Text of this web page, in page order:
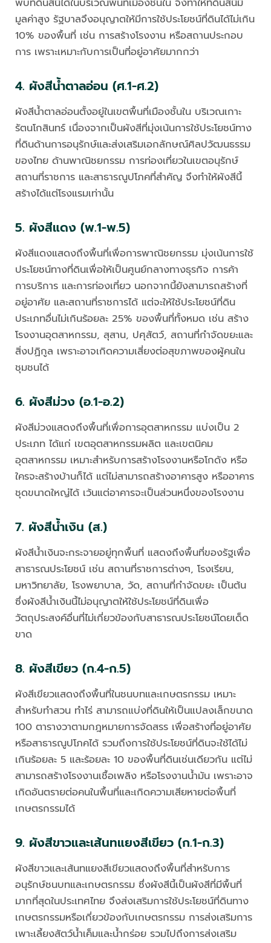
มูลค่าสูง รัฐบาลจึงอนุญาตให้มีการใช้ประโยชน์ที่ดินได้ไม่เกิน
10% ของพื้นที่ เช่น การสร้างโรงงาน หรือสถานประกอบ
การ เพราะเหมาะกับการเป็นที่อยู่อาศัยมากกว่า
4. ผังสีน้ำตาลอ่อน (ศ.1-ศ.2)
ผังสีน้ำตาลอ่อนตั้งอยู่ในเขตพื้นที่เมืองชั้นใน บริเวณเกาะ
รัตนโกสินทร์ เนื่องจากเป็นผังสีที่มุ่งเน้นการใช้ประโยชน์ทาง
ที่ดินด้านการอนุรักษ์และส่งเสริมเอกลักษณ์ศิลปวัฒนธรรม
ของไทย ด้านพาณิชยกรรม การท่องเที่ยวในเขตอนุรักษ์
สถานที่ราชการ และสาธารณูปโภคที่สำคัญ จึงทำให้ผังสีนี้
สร้างได้แต่โรงแรมเท่านั้น
5. ผังสีแดง (พ.1-พ.5)
ผังสีแดงแสดงถึงพื้นที่เพื่อการพาณิชยกรรม มุ่งเน้นการใช้
ประโยชน์ทางที่ดินเพื่อให้เป็นศูนย์กลางทางธุรกิจ การค้า
การบริการ และการท่องเที่ยว นอกจากนี้ยังสามารถสร้างที่
อยู่อาศัย และสถานที่ราชการได้ แต่จะให้ใช้ประโยชน์ที่ดิน
ประเภทอื่นไม่เกินร้อยละ 25% ของพื้นที่ทั้งหมด เช่น สร้าง
โรงงานอุตสาหกรรม, สุสาน, ปศุสัตว์, สถานที่กำจัดขยะและ
สิ่งปฏิกูล เพราะอาจเกิดความเสี่ยงต่อสุขภาพของผู้คนใน
ชุมชนได้
6. ผังสีม่วง (อ.1-อ.2)
ผังสีม่วงแสดงถึงพื้นที่เพื่อการอุตสาหกรรม แบ่งเป็น 2
ประเภท ได้แก่ เขตอุตสาหกรรมผลิต และเขตนิคม
อุตสาหกรรม เหมาะสำหรับการสร้างโรงงานหรือโกดัง หรือ
ใครจะสร้างบ้านก็ได้ แต่ไม่สามารถสร้างอาคารสูง หรืออาคาร
ชุดขนาดใหญ่ได้ เว้นแต่อาคารจะเป็นส่วนหนึ่งของโรงงาน
7. ผังสีน้ำเงิน (ส.)
ผังสีน้ำเงินจะกระจายอยู่ทุกพื้นที่ แสดงถึงพื้นที่ของรัฐเพื่อ
สาธารณประโยชน์ เช่น สถานที่ราชการต่างๆ, โรงเรียน,
มหาวิทยาลัย, โรงพยาบาล, วัด, สถานที่กำจัดขยะ เป็นต้น
ซึ่งผังสีน้ำเงินนี้ไม่อนุญาตให้ใช้ประโยชน์ที่ดินเพื่อ
วัตถุประสงค์อื่นที่ไม่เกี่ยวข้องกับสาธารณประโยชน์โดยเด็ด
ขาด
8. ผังสีเขียว (ก.4-ก.5)
ผังสีเขียวแสดงถึงพื้นที่ในชนบทและเกษตรกรรม เหมาะ
สำหรับทำสวน ทำไร่ สามารถแบ่งที่ดินให้เป็นแปลงเล็กขนาด
100 ตารางวาตามกฎหมายการจัดสรร เพื่อสร้างที่อยู่อาศัย
หรือสาธารณูปโภคได้ รวมถึงการใช้ประโยชน์ที่ดินจะใช้ได้ไม่
เกินร้อยละ 5 และร้อยละ 10 ของพื้นที่ดินเช่นเดียวกัน แต่ไม่
สามารถสร้างโรงงานเชื้อเพลิง หรือโรงงานน้ำมัน เพราะอาจ
เกิดอันตรายต่อคนในพื้นที่และเกิดความเสียหายต่อพื้นที่
เกษตรกรรมได้
9. ผังสีขาวและเส้นทแยงสีเขียว (ก.1-ก.3)
ผังสีขาวและเส้นทแยงสีเขียวแสดงถึงพื้นที่สำหรับการ
อนุรักษ์ชนบทและเกษตรกรรม ซึ่งผังสีนี้เป็นผังสีที่มีพื้นที่
มากที่สุดในประเทศไทย จึงส่งเสริมการใช้ประโยชน์ที่ดินทาง
เกษตรกรรมหรือเกี่ยวข้องกับเกษตรกรรม การส่งเสริมการ
เพาะเลี้ยงสัตว์น้ำเค็มและน้ำกร่อย รวมไปถึงการส่งเสริม